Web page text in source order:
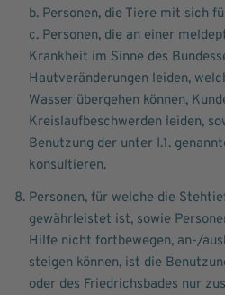
b. Personen, die Tiere mit sich
c. Personen, die an einer
Krankheit im Sinne des
Hautveränderungen leiden,
Wasser übergehen können,
Kreislaufbeschwerden leiden,
Benutzung der unter I.1.
konsultieren.
Personen, für welche die
gewährleistet ist, sowie
Hilfe nicht fortbewegen, an-/
steigen können, ist die
oder des Friedrichsbades nur